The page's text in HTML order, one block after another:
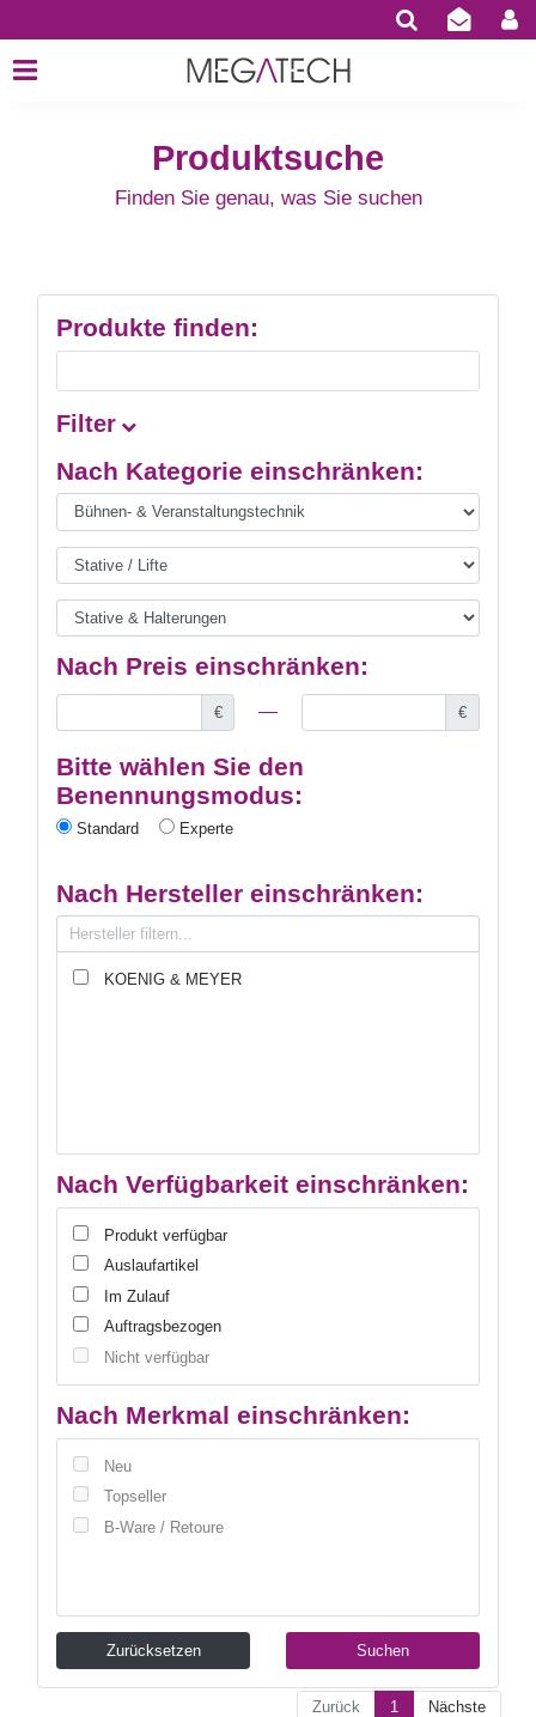
Produktsuche
Finden Sie genau, was Sie suchen
Produkte finden:
Filter
Nach Kategorie einschränken:
Nach Preis einschränken:
€ €
Bitte wählen Sie den
Benennungsmodus:
Standard Experte
Nach Hersteller einschränken:
KOENIG & MEYER
Nach Verfügbarkeit einschränken:
Produkt verfügbar
Auslaufartikel
Im Zulauf
Auftragsbezogen
Nicht verfügbar
Nach Merkmal einschränken:
Neu
Topseller
B-Ware / Retoure
Zurücksetzen Suchen
Zurück 1 Nächste